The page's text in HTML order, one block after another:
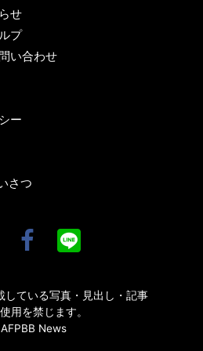
せ
プ
い合わせ
ー
さつ
している写真・見出し・記事
用を禁じます。
News